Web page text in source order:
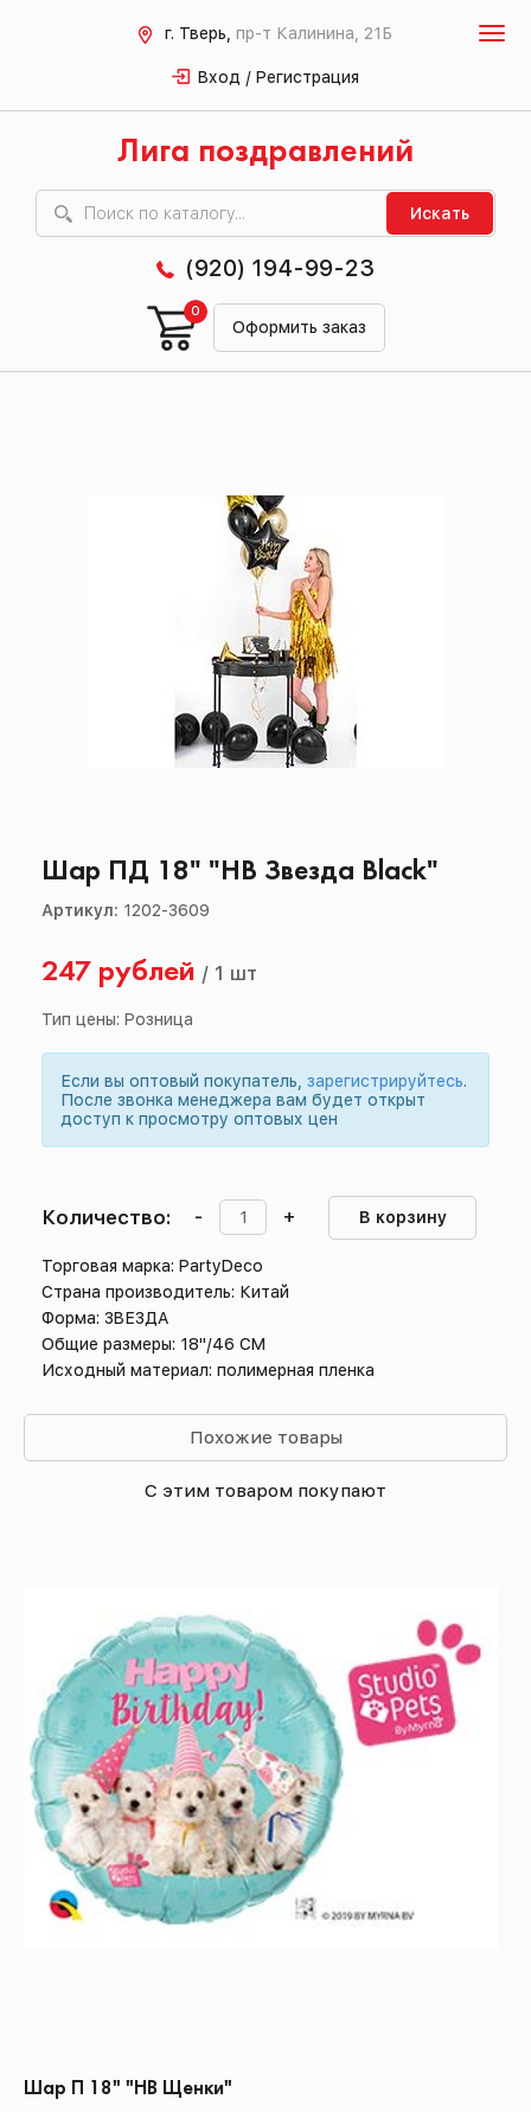
г. Тверь, пр-т Калинина, 21Б
Вход / Регистрация
Лига поздравлений
Искать
(920) 194-99-23
Оформить заказ
0
Шар ПД 18" "НВ Звезда Black"
Артикул: 1202-3609
247 рублей / 1 шт
Тип цены: Розница
Если вы оптовый покупатель, зарегистрируйтесь.
После звонка менеджера вам будет открыт
доступ к просмотру оптовых цен
Количество: - + В корзину
Торговая марка: PartyDeco
Страна производитель: Китай
Форма: ЗВЕЗДА
Общие размеры: 18"/46 СМ
Исходный материал: полимерная пленка
Похожие товары
С этим товаром покупают
Шар П 18" "HB Щенки"